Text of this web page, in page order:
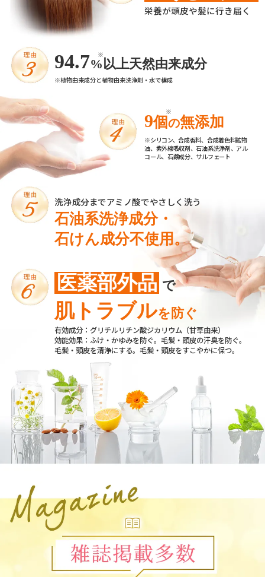
栄養が頭皮や髪に行き届く
94.7%以上天然由来成分
※
※植物由来成分と植物由来洗浄剤・水で構成
9個の無添加
※
※シリコン、合成香料、合成着色料鉱物
油、紫外線吸収剤、石油系洗浄剤、アル
コール、石鹸成分、サルフェート
洗浄成分までアミノ酸でやさしく洗う
石油系洗浄成分・
石けん成分不使用。
医薬部外品 で
肌トラブルを防ぐ
有効成分：グリチルリチン酸ジカリウム（甘草由来）
効能効果：ふけ・かゆみを防ぐ。毛髪・頭皮の汗臭を防ぐ。
毛髪・頭皮を清浄にする。毛髪・頭皮をすこやかに保つ。